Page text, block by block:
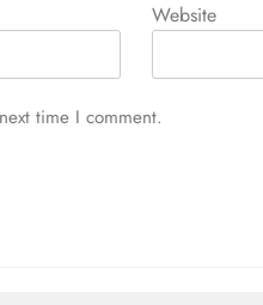
Website
time I comment.